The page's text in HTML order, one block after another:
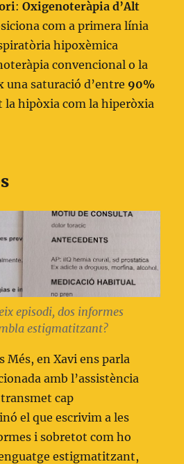
:Oxigenoteràpia d’Alt
com a primera línia
hipoxèmica
convencional o la
una saturació d’entre 90%
la hipòxia com la hiperòxia
episodi, dos informes
estigmatitzant?
Més, en Xavi ens parla
amb l’assistència
cap
el que escrivim a les
i sobretot com ho
estigmatitzant,